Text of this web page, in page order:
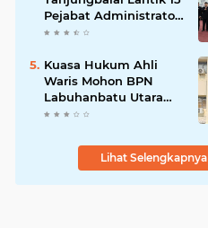
Maladministrasi dan
Potensi Pelanggaran
Pejabat Administrator
dan Pengawas Serta 2
Pemko Tanjungbalai
Kuasa Hukum Ahli
Waris Mohon BPN
Labuhanbatu Utara
Hentikan Sementara
Tanah Objek Sengketa
di Aek KanopanLihat Selengkapnya